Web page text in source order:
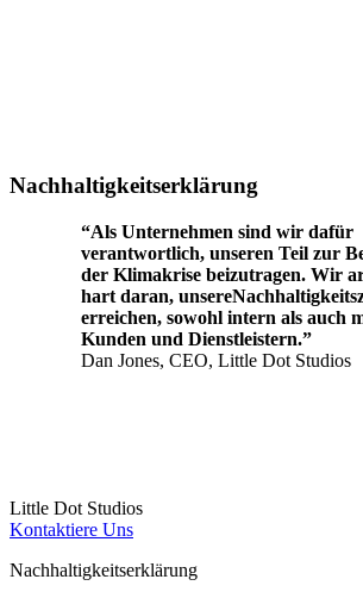
Nachhaltigkeitserklärung
“Als Unternehmen sind wir dafür
verantwortlich, unseren Teil zur
der Klimakrise beizutragen. Wir
hart daran,
erreichen, sowohl intern als auch
Kunden und Dienstleistern.”
Dan Jones, CEO, Little Dot Studios
Little Dot Studios
Kontaktiere Uns
Nachhaltigkeitserklärung